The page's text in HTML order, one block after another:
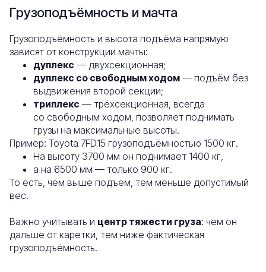
Грузоподъёмность и мачта
Грузоподъёмность и высота подъёма напрямую
зависят от конструкции мачты:
дуплекс — двухсекционная;
дуплекс со свободным ходом — подъём без
выдвижения второй секции;
триплекс — трёхсекционная, всегда
со свободным ходом, позволяет поднимать
грузы на максимальные высоты.
Пример: Toyota 7FD15 грузоподъёмностью 1500 кг.
На высоту 3700 мм он поднимает 1400 кг,
а на 6500 мм — только 900 кг.
То есть, чем выше подъём, тем меньше допустимый
вес.
Важно учитывать и центр тяжести груза: чем он
дальше от каретки, тем ниже фактическая
грузоподъёмность.